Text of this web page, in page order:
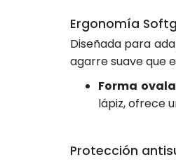
Ergonomía
Diseñada para
agarre suave que
Forma
lápiz, ofrece
Protección